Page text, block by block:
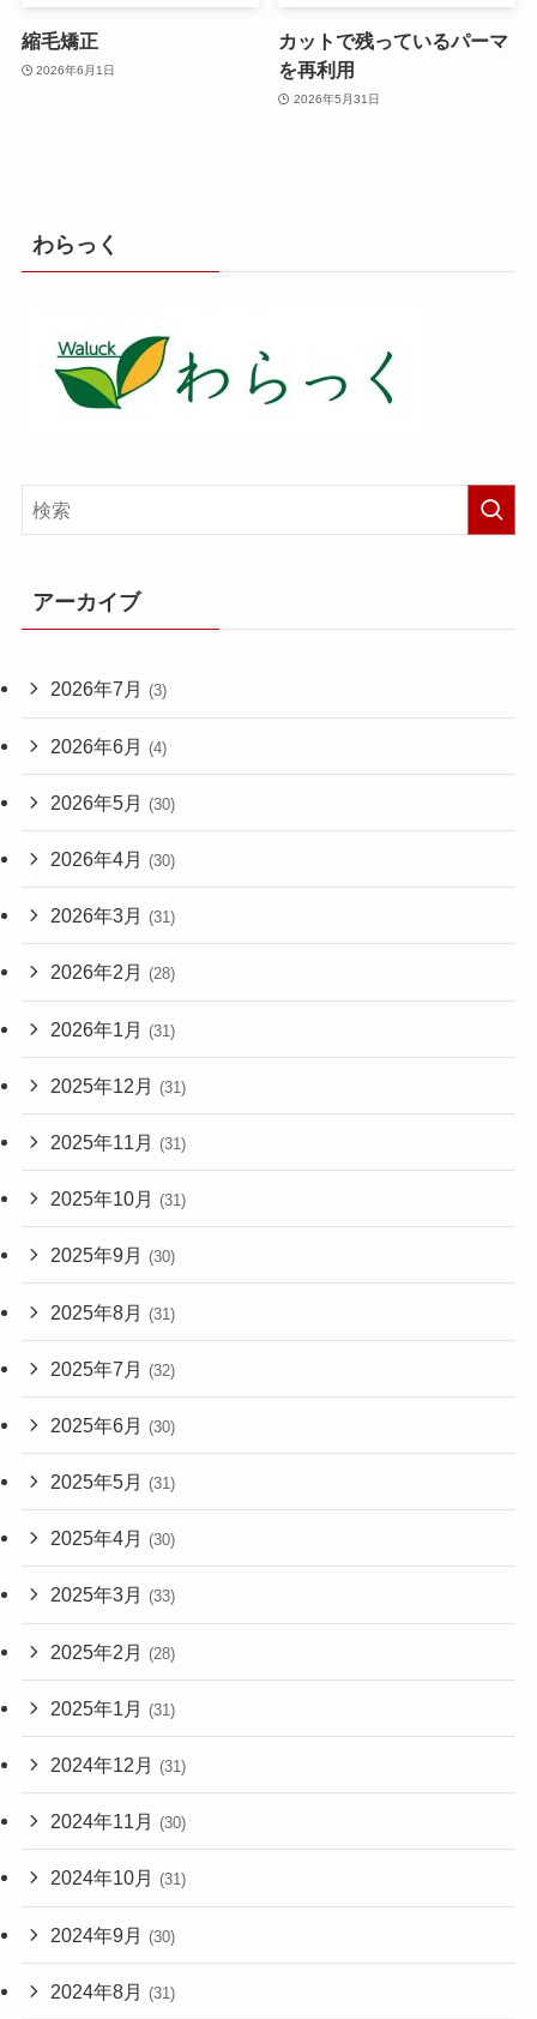
縮毛矯正
2026年6月1日
カットで残っているパーマ
を再利用
2026年5月31日
わらっく
アーカイブ
2026年7月 (3)
2026年6月 (4)
2026年5月 (30)
2026年4月 (30)
2026年3月 (31)
2026年2月 (28)
2026年1月 (31)
2025年12月 (31)
2025年11月 (31)
2025年10月 (31)
2025年9月 (30)
2025年8月 (31)
2025年7月 (32)
2025年6月 (30)
2025年5月 (31)
2025年4月 (30)
2025年3月 (33)
2025年2月 (28)
2025年1月 (31)
2024年12月 (31)
2024年11月 (30)
2024年10月 (31)
2024年9月 (30)
2024年8月 (31)